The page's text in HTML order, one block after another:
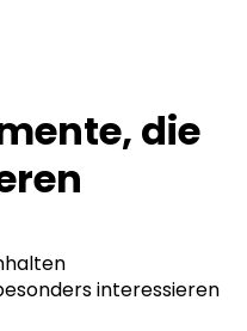
die
interessieren